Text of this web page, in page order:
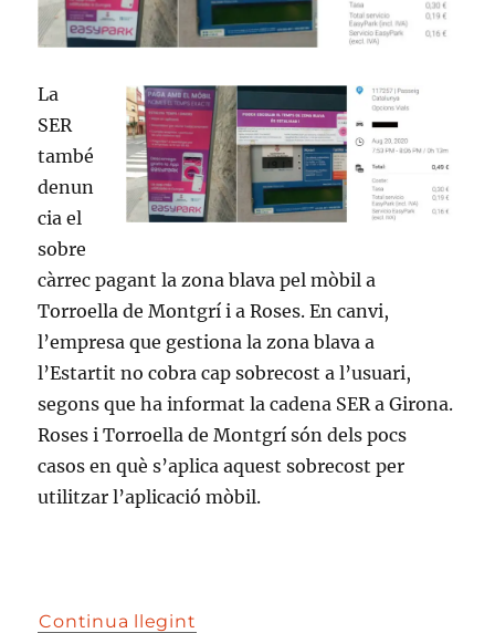
empreses
La
SER
també
denun
cia el
sobre
càrrec pagant la zona blava pel mòbil a
Torroella de Montgrí i a Roses. En canvi,
l’empresa que gestiona la zona blava a
l’Estartit no cobra cap sobrecost a l’usuari,
segons que ha informat la cadena SER a Girona.
Roses i Torroella de Montgrí són dels pocs
casos en què s’aplica aquest sobrecost per
utilitzar l’aplicació mòbil.
Continua llegint